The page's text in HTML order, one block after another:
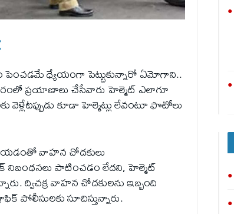
పెంచడమే ధ్యేయంగా పెట్టుకున్నారో ఏమోగాని..
ప్రయాణాలు చేసేవారు హెల్మెట్‌ ఎలాగూ
వెళ్లేటప్పుడు కూడా హెల్మెట్లు లేవంటూ ఫొటోలు
చేయడంతో వాహన చోదకులు
నిబంధనలు పాటించడం లేదని, హెల్మెట్‌
ద్విచక్ర వాహన చోదకులను ఇబ్బంది
పోలీసులకు సూచిస్తున్నారు.